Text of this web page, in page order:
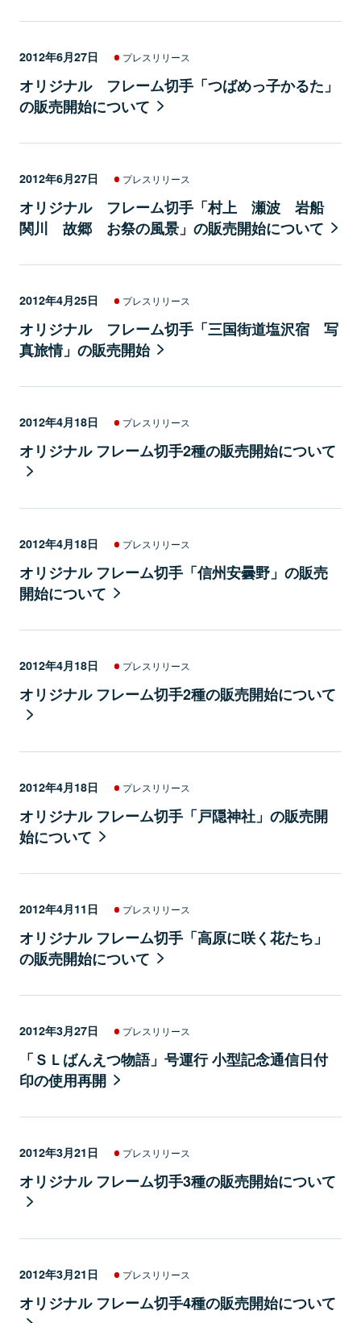
2012年6月27日 プレスリリース
オリジナル フレーム切手「つばめっ子かるた」
の販売開始について
2012年6月27日 プレスリリース
オリジナル フレーム切手「村上 瀬波 岩船
関川 故郷 お祭の風景」の販売開始について
2012年4月25日 プレスリリース
オリジナル フレーム切手「三国街道塩沢宿 写
真旅情」の販売開始
2012年4月18日 プレスリリース
オリジナル フレーム切手2種の販売開始について
2012年4月18日 プレスリリース
オリジナル フレーム切手「信州安曇野」の販売
開始について
2012年4月18日 プレスリリース
オリジナル フレーム切手2種の販売開始について
2012年4月18日 プレスリリース
オリジナル フレーム切手「戸隠神社」の販売開
始について
2012年4月11日 プレスリリース
オリジナル フレーム切手「高原に咲く花たち」
の販売開始について
2012年3月27日 プレスリリース
「ＳＬばんえつ物語」号運行 小型記念通信日付
印の使用再開
2012年3月21日 プレスリリース
オリジナル フレーム切手3種の販売開始について
2012年3月21日 プレスリリース
オリジナル フレーム切手4種の販売開始について